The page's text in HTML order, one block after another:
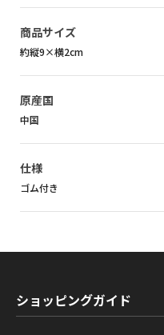
商品サイズ
約縦9×横2cm
原産国
中国
仕様
ゴム付き
ショッピングガイド